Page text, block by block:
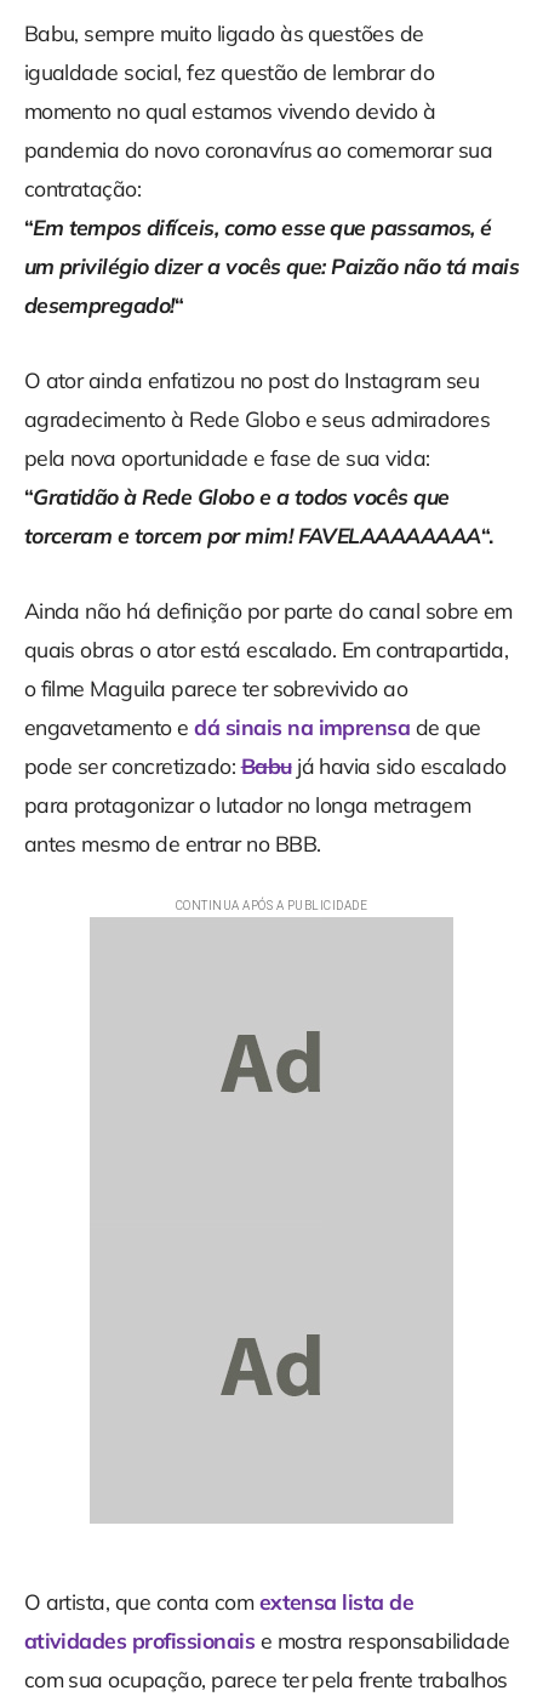
Babu, sempre muito ligado às questões de
igualdade social, fez questão de lembrar do
momento no qual estamos vivendo devido à
pandemia do novo coronavírus ao comemorar sua
contratação:
“Em tempos difíceis, como esse que passamos, é
um privilégio dizer a vocês que: Paizão não tá mais
desempregado!“
O ator ainda enfatizou no post do Instagram seu
agradecimento à Rede Globo e seus admiradores
pela nova oportunidade e fase de sua vida:
“Gratidão à Rede Globo e a todos vocês que
torceram e torcem por mim! FAVELAAAAAAAA“.
Ainda não há definição por parte do canal sobre em
quais obras o ator está escalado. Em contrapartida,
o filme Maguila parece ter sobrevivido ao
engavetamento edá sinais na imprensa de que
pode ser concretizado:Babujá havia sido escalado
para protagonizar o lutador no longa metragem
antes mesmo de entrar no BBB.
O artista, que conta comextensa lista de
atividades profissionais e mostra responsabilidade
com sua ocupação, parece ter pela frente trabalhos